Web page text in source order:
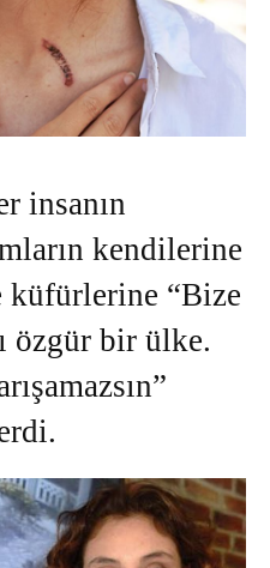
insanın
kendilerine
küfürlerine “Bize
özgür bir ülke.